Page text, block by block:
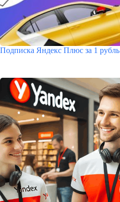
Подписка Яндекс Плюс за 1 рубль